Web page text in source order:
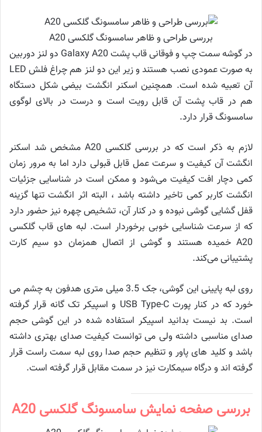
بررسی طراحی و ظاهر سامسونگ گلکسی A20
در گوشه سمت چپ و فوقانی قاب پشت Galaxy A20 دو لنز دوربین
به صورت عمودی نصب هستند و زیر این دو لنز هم چراغ فلش LED
آن تعبیه شده است. همچنین اسکنر انگشت بیضی شکل دستگاه
هم در قاب پشت آن قابل رویت است و درست در بالای لوگوی
سامسونگ قرار دارد.
لازم به ذکر است که در بررسی گلکسی A20 مشخص شد اسکنر
انگشت آن کیفیت و سرعت عمل قابل قبولی دارد اما به مرور زمان
کمی دچار افت کیفیت می‌شود و ممکن است در شناسایی جزئیات
انگشت کاربر کمی تاخیر داشته باشد ، البته اثر انگشت تنها گزینه
قفل گشایی گوشی نبوده و در کنار آن، تشخیص چهره نیز حضور دارد
که از سرعت شناسایی خوبی برخوردار است. لبه های قاب گلکسی
A20 خمیده هستند و گوشی از اتصال همزمان دو سیم کارت
پشتیبانی می‌کند.
روی لبه پایینی این گوشی، جک 3.5 میلی متری هدفون به چشم می
خورد که در کنار پورت USB Type-C و اسپیکر تک گانه قرار گرفته
است. بد نیست بدانید اسپیکر استفاده شده در این گوشی حجم
صدای مناسبی داشته ولی می توانست کیفیت صدای بهتری داشته
باشد و کلید های پاور و تنظیم حجم صدا روی لبه سمت راست قرار
گرفته اند و درگاه سیمکارت نیز در سمت مقابل قرار گرفته است.
بررسی صفحه نمایش سامسونگ گلکسی A20